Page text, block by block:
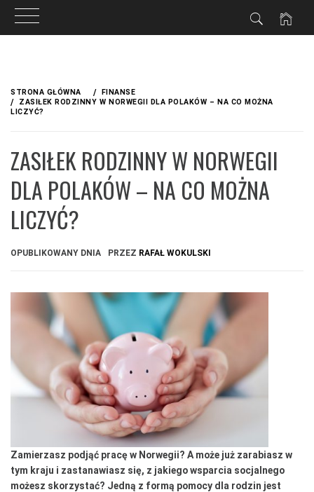
treściSTRONA GŁÓWNA
FINANSE
ZASIŁEK RODZINNY W NORWEGII DLA POLAKÓW – NA CO MOŻNA
LICZYĆ?
ZASIŁEK RODZINNY W NORWEGII
DLA POLAKÓW – NA CO MOŻNA
LICZYĆ?
OPUBLIKOWANY DNIA PRZEZ RAFAŁ WOKULSKI
Zamierzasz podjąć pracę w Norwegii? A może już zarabiasz w
tym kraju i zastanawiasz się, z jakiego wsparcia socjalnego
możesz skorzystać? Jedną z formą pomocy dla rodzin jest